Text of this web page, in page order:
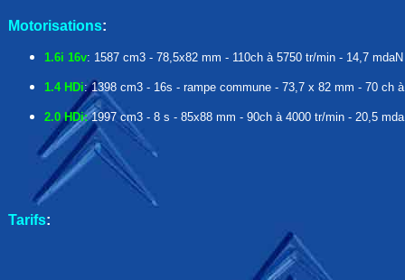
Motorisations:
1.6i 16v: 1587 cm3 - 78,5x82 mm - 110ch à 5750 tr/min - 14,7
1.4 HDi: 1398 cm3 - 16s - rampe commune - 73,7 x 82 mm - 70 ch
2.0 HDi:1997 cm3 - 8 s - 85x88 mm - 90ch à 4000 tr/min - 20,5
Tarifs: